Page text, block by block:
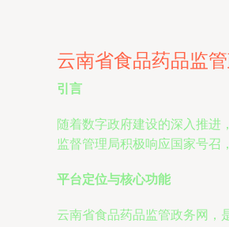
云南省食品药品监
引言
随着数字政府建设的深入推进
监督管理局积极响应国家号召
平台定位与核心功能
云南省食品药品监管政务网，